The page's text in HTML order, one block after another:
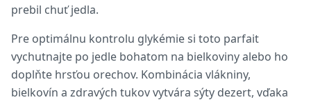
prebil chuť jedla.
Pre optimálnu kontrolu glykémie si toto parfait
vychutnajte po jedle bohatom na bielkoviny alebo ho
doplňte hrsťou orechov. Kombinácia vlákniny,
bielkovín a zdravých tukov vytvára sýty dezert, vďaka